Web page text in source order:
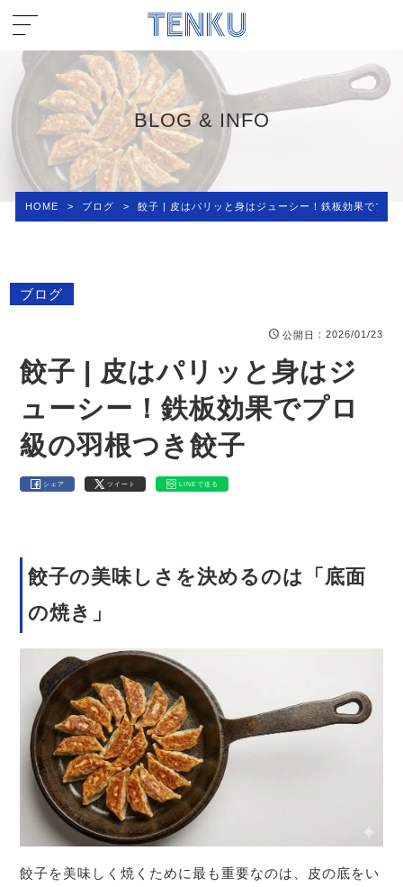
BLOG & INFO
HOME > ブログ > 餃子 | 皮はパリッと身はジューシー！鉄板効果でプロ
ブログ
公開日 ：2026/01/23
餃子 | 皮はパリッと身はジ
ューシー！鉄板効果でプロ
級の羽根つき餃子
シェア ツイート LINEで送る
餃子の美味しさを決めるのは「底面
の焼き」
餃子を美味しく焼くために最も重要なのは、皮の底をい